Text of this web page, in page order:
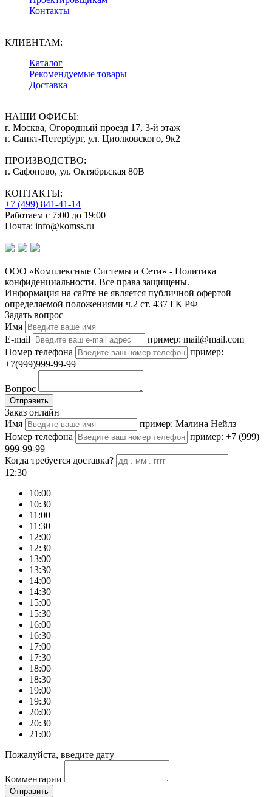
Контакты
КЛИЕНТАМ:
Каталог
Рекомендуемые товары
Доставка
НАШИ ОФИСЫ:
г. Москва, Огородный проезд 17, 3-й этаж
г. Санкт-Петербург, ул. Циолковского, 9к2
ПРОИЗВОДСТВО:
г. Сафоново, ул. Октябрьская 80В
КОНТАКТЫ:
+7 (499) 841-41-14
Работаем с 7:00 до 19:00
Почта: info@komss.ru
ООО «Комплексные Системы и Сети» - Политика
конфиденциальности. Все права защищены.
Информация на сайте не является публичной офертой
определяемой положениями ч.2 ст. 437 ГК РФ
Задать вопрос
Имя
E-mail
пример: mail@mail.com
Номер телефона
пример:
+7(999)999-99-99
Вопрос
Отправить
Заказ онлайн
Имя
пример: Малина Нейлз
Номер телефона
пример: +7 (999)
999-99-99
Когда требуется доставка?
12:30
10:00
10:30
11:00
11:30
12:00
12:30
13:00
13:30
14:00
14:30
15:00
15:30
16:00
16:30
17:00
17:30
18:00
18:30
19:00
19:30
20:00
20:30
21:00
Пожалуйста, введите дату
Комментарии
Отправить